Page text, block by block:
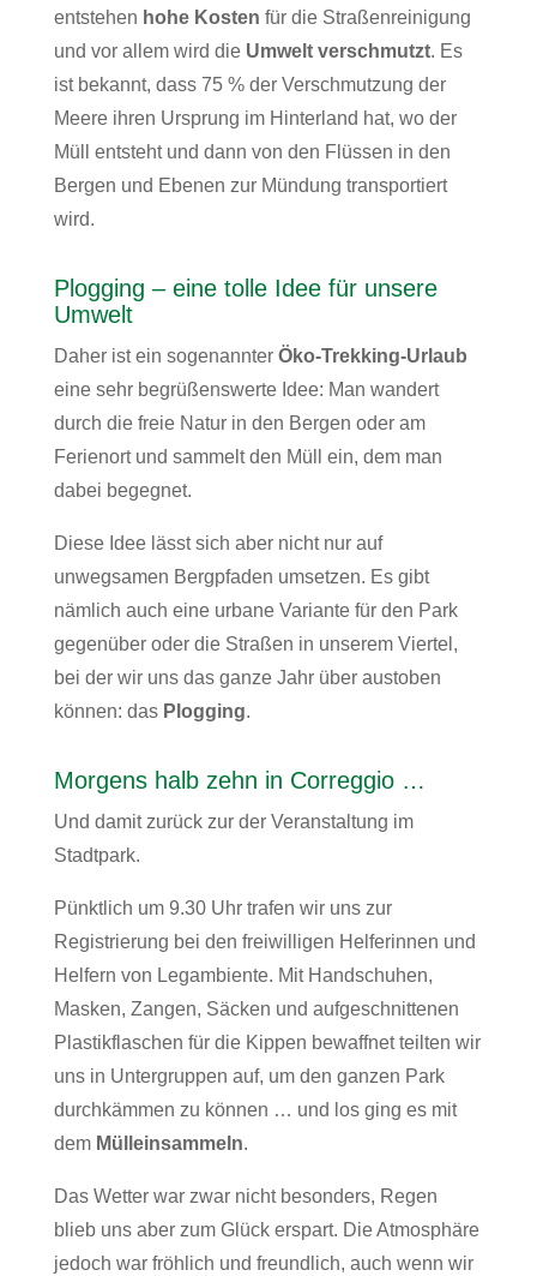
entstehen hohe Kosten für die Straßenreinigung
und vor allem wird die Umwelt verschmutzt. Es
ist bekannt, dass 75 % der Verschmutzung der
Meere ihren Ursprung im Hinterland hat, wo der
Müll entsteht und dann von den Flüssen in den
Bergen und Ebenen zur Mündung transportiert
wird.
Plogging – eine tolle Idee für unsere
Umwelt
Daher ist ein sogenannter Öko-Trekking-Urlaub
eine sehr begrüßenswerte Idee: Man wandert
durch die freie Natur in den Bergen oder am
Ferienort und sammelt den Müll ein, dem man
dabei begegnet.
Diese Idee lässt sich aber nicht nur auf
unwegsamen Bergpfaden umsetzen. Es gibt
nämlich auch eine urbane Variante für den Park
gegenüber oder die Straßen in unserem Viertel,
bei der wir uns das ganze Jahr über austoben
können: das Plogging.
Morgens halb zehn in Correggio …
Und damit zurück zur der Veranstaltung im
Stadtpark.
Pünktlich um 9.30 Uhr trafen wir uns zur
Registrierung bei den freiwilligen Helferinnen und
Helfern von Legambiente. Mit Handschuhen,
Masken, Zangen, Säcken und aufgeschnittenen
Plastikflaschen für die Kippen bewaffnet teilten wir
uns in Untergruppen auf, um den ganzen Park
durchkämmen zu können … und los ging es mit
dem Mülleinsammeln.
Das Wetter war zwar nicht besonders, Regen
blieb uns aber zum Glück erspart. Die Atmosphäre
jedoch war fröhlich und freundlich, auch wenn wir